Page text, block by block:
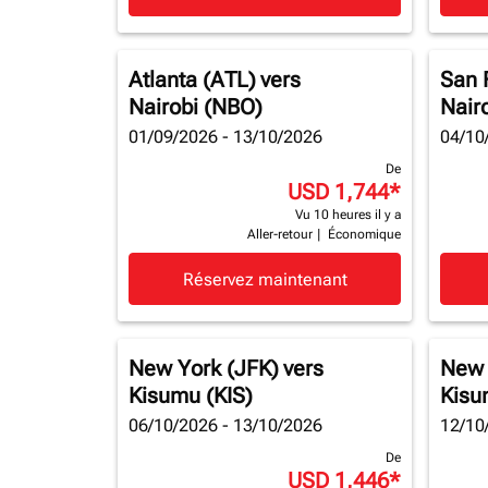
Atlanta (ATL)vers
Nairobi (NBO)
01/09/2026 - 13/10/2026
De
USD 1,744*
Vu 10 heures il y a
Aller-retour
Économique
Réservez maintenant
San
04/
New York (JFK)vers
Kisumu (KIS)
06/10/2026 - 13/10/2026
De
USD 1,446*
12/